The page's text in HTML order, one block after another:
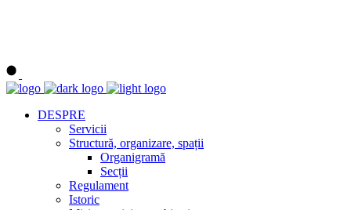
DESPRE
Servicii
Structură, organizare, spații
Organigramă
Secții
Regulament
Istoric